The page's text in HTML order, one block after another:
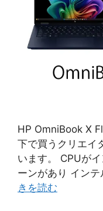
HP OmniBook X
下で買うクリエイ
います。 CPUが
ーンがあり イン
きを読む